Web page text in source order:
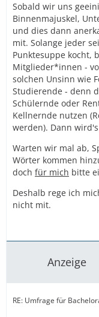
Sobald wir uns
Binnenmajuskel,
und dies dann
mit. Solange jeder
Punktesuppe kocht,
Mitglieder*innen -
solchen Unsinn wie
Studierende - denn
Schülernde oder
Kellnernde nutzen
werden). Dann
Warten wir mal ab,
Wörter kommen
doch für mich bitte
Deshalb rege ich
nicht mit.
Anzeige
RE: Umfrage für